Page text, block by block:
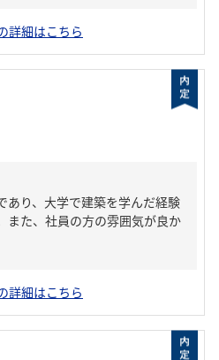
詳細はこちら
あり、大学で建築を学んだ経験
また、社員の方の雰囲気が良か
詳細はこちら